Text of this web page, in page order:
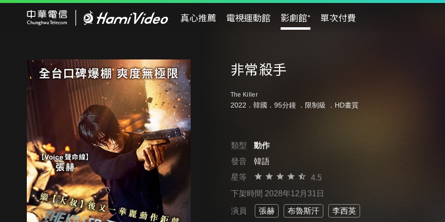
真心推薦 電視運動館 影劇館⁺ 單次付費
非常殺手
The Killer
2022．韓國．95分鐘 ． 限制級 ．HD畫質
類型
動作
發音
韓語
星等
4.5
下架時間 2028年12月31日
演員 張赫 布魯斯汗 李西英